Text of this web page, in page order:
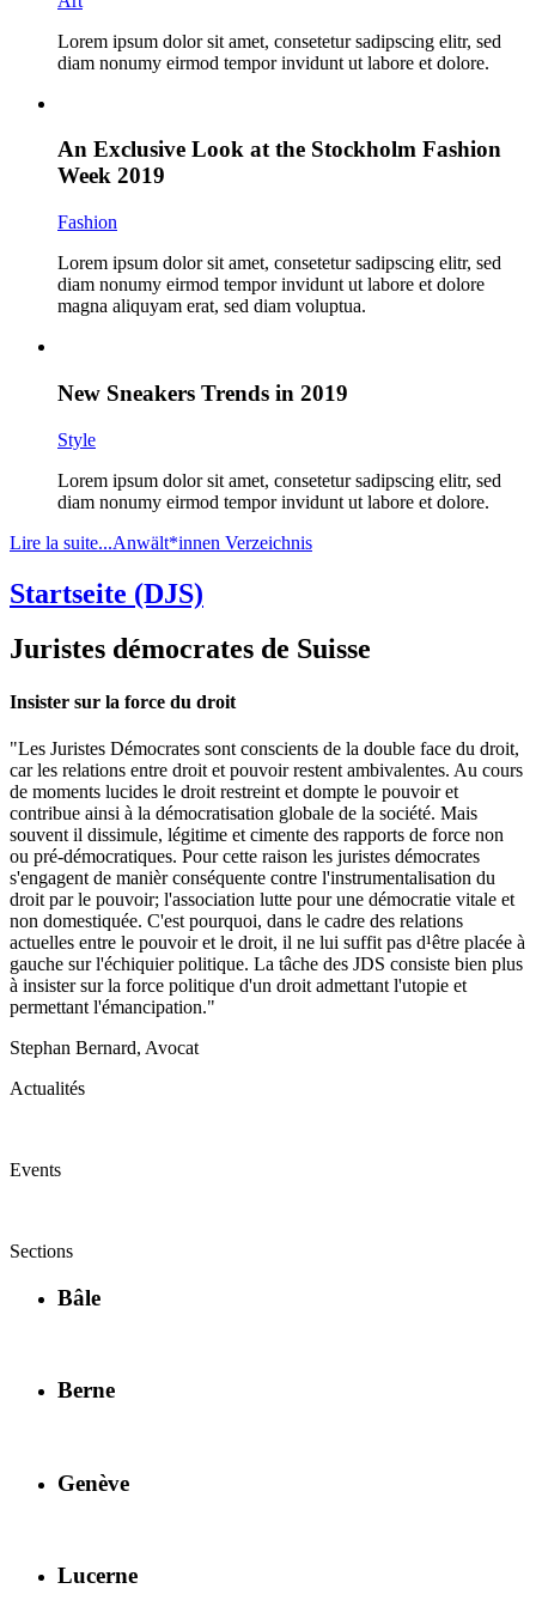
Lorem ipsum dolor sit amet, consetetur sadipscing elitr, sed
diam nonumy eirmod tempor invidunt ut labore et dolore.
An Exclusive Look at the Stockholm Fashion
Week 2019
Fashion
Lorem ipsum dolor sit amet, consetetur sadipscing elitr, sed
diam nonumy eirmod tempor invidunt ut labore et dolore
magna aliquyam erat, sed diam voluptua.
New Sneakers Trends in 2019
Style
Lorem ipsum dolor sit amet, consetetur sadipscing elitr, sed
diam nonumy eirmod tempor invidunt ut labore et dolore.
Lire la suite...Anwält*innen Verzeichnis
Startseite (DJS)
Juristes démocrates de Suisse
Insister sur la force du droit
"Les Juristes Démocrates sont conscients de la double face du droit,
car les relations entre droit et pouvoir restent ambivalentes. Au cours
de moments lucides le droit restreint et dompte le pouvoir et
contribue ainsi à la démocratisation globale de la société. Mais
souvent il dissimule, légitime et cimente des rapports de force non
ou pré-démocratiques. Pour cette raison les juristes démocrates
s'engagent de manièr conséquente contre l'instrumentalisation du
droit par le pouvoir; l'association lutte pour une démocratie vitale et
non domestiquée. C'est pourquoi, dans le cadre des relations
actuelles entre le pouvoir et le droit, il ne lui suffit pas d¹être placée à
gauche sur l'échiquier politique. La tâche des JDS consiste bien plus
à insister sur la force politique d'un droit admettant l'utopie et
permettant l'émancipation."
Stephan Bernard, Avocat
Actualités
Events
Sections
Bâle
Berne
Genève
Lucerne